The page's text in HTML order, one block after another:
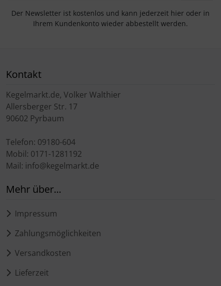
Der Newsletter ist kostenlos und kann jederzeit hier oder in
Ihrem Kundenkonto wieder abbestellt werden.
Kontakt
Kegelmarkt.de, Volker Walthier
Allersberger Str. 17
90602 Pyrbaum
Telefon: 09180-604
Mobil: 0171-1281192
Mail: info@kegelmarkt.de
Mehr über...
Impressum
Zahlungsmöglichkeiten
Versandkosten
Lieferzeit